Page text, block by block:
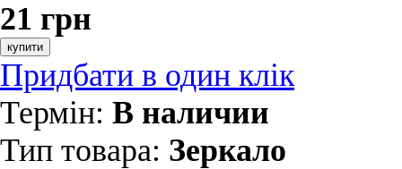
21 грн
купити
Придбати в один клік
Термін: В наличии
Тип товара: Зеркало